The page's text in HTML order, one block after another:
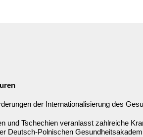
der Internationalisierung des
und Tschechien veranlasst zahlreiche
Deutsch-Polnischen